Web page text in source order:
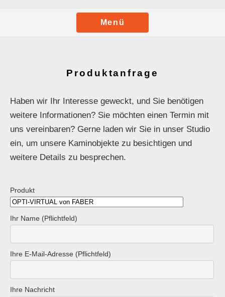
Menü
Produktanfrage
Haben wir Ihr Interesse geweckt, und Sie benötigen
weitere Informationen? Sie möchten einen Termin mit
uns vereinbaren? Gerne laden wir Sie in unser Studio
ein, um unsere Kaminobjekte zu besichtigen und
weitere Details zu besprechen.
Produkt
Ihr Name (Pflichtfeld)
Ihre E-Mail-Adresse (Pflichtfeld)
Ihre Nachricht